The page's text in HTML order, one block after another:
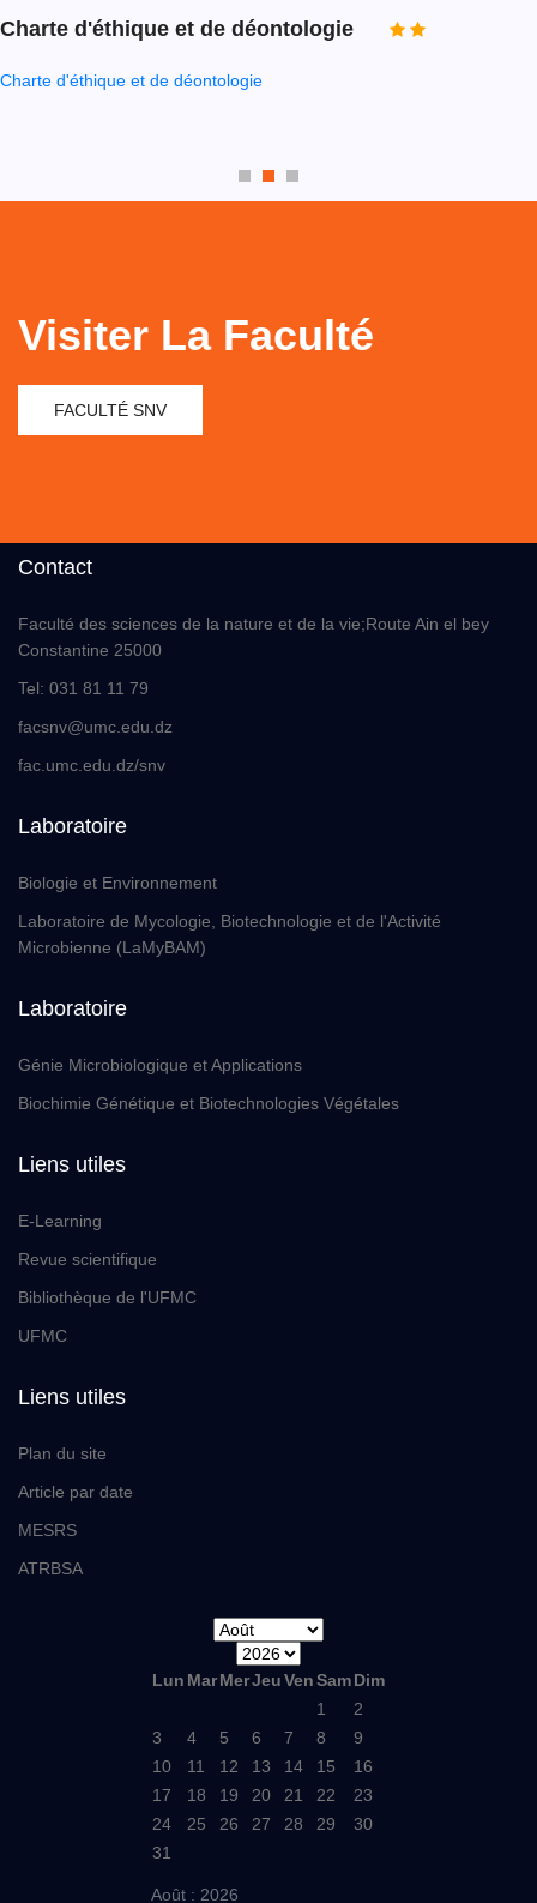
Charte d'éthique et de déontologie
Charte d'éthique et de déontologie
Visiter La Faculté
FACULTÉ SNV
Contact
Faculté des sciences de la nature et de la vie;Route Ain el bey
Constantine 25000
Tel: 031 81 11 79
facsnv@umc.edu.dz
fac.umc.edu.dz/snv
Laboratoire
Biologie et Environnement
Laboratoire de Mycologie, Biotechnologie et de l'Activité
Microbienne (LaMyBAM)
Laboratoire
Génie Microbiologique et Applications
Biochimie Génétique et Biotechnologies Végétales
Liens utiles
E-Learning
Revue scientifique
Bibliothèque de l'UFMC
UFMC
Liens utiles
Plan du site
Article par date
MESRS
ATRBSA
Août : 2026
Lun MarMerJeuVenSamDim
1
2
3
4 5 6 7 8
9
10
11 12 13 14 15
16
17
18 19 20 21 22
23
24
25 26 27 28 29
30
31